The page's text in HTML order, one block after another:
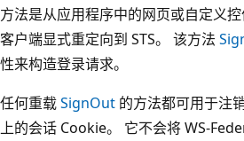
方法是从应用程序中的网页或自定义
客户端显式重定向到 STS。 该方法
性来构造登录请求。
任何重载SignOut 的方法都可用于注
上的会话 Cookie。 它不会将 WS-